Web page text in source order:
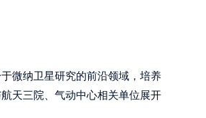
微纳卫星研究的前沿领域，培养
天三院、气动中心相关单位展开